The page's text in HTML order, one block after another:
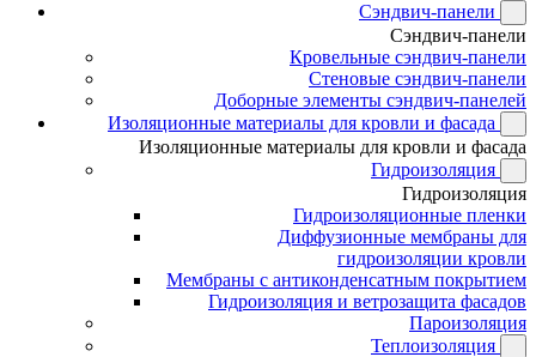
Сэндвич-панели
Сэндвич-панели
Кровельные сэндвич-панели
Стеновые сэндвич-панели
Доборные элементы сэндвич-панелей
Изоляционные материалы для кровли и фасада
Изоляционные материалы для кровли и фасада
Гидроизоляция
Гидроизоляция
Гидроизоляционные пленки
Диффузионные мембраны для
гидроизоляции кровли
Мембраны с антиконденсатным покрытием
Гидроизоляция и ветрозащита фасадов
Пароизоляция
Теплоизоляция